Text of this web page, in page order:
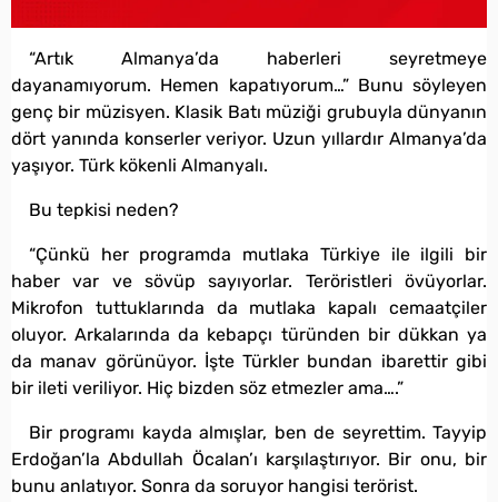
“Artık Almanya’da haberleri seyretmeye
dayanamıyorum. Hemen kapatıyorum…” Bunu söyleyen
genç bir müzisyen. Klasik Batı müziği grubuyla dünyanın
dört yanında konserler veriyor. Uzun yıllardır Almanya’da
yaşıyor. Türk kökenli Almanyalı.
Bu tepkisi neden?
​“Çünkü her programda mutlaka Türkiye ile ilgili bir
haber var ve sövüp sayıyorlar. Teröristleri övüyorlar.
Mikrofon tuttuklarında da mutlaka kapalı cemaatçiler
oluyor. Arkalarında da kebapçı türünden bir dükkan ya
da manav görünüyor. İşte Türkler bundan ibarettir gibi
bir ileti veriliyor. Hiç bizden söz etmezler ama….”
Bir programı kayda almışlar, ben de seyrettim. Tayyip
Erdoğan’la Abdullah Öcalan’ı karşılaştırıyor. Bir onu, bir
bunu anlatıyor. Sonra da soruyor hangisi terörist.